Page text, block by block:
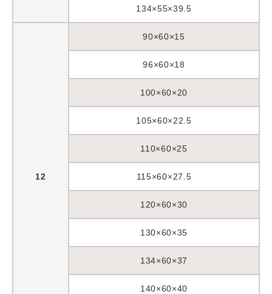
134×55×39.5
12
90×60×15
96×60×18
100×60×20
105×60×22.5
110×60×25
115×60×27.5
120×60×30
130×60×35
134×60×37
140×60×40